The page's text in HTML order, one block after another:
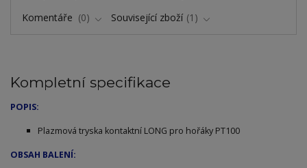
Komentáře
0 Související zboží 1
Kompletní specifikace
POPIS:
Plazmová tryska kontaktní LONG pro hořáky PT100
OBSAH BALENÍ: